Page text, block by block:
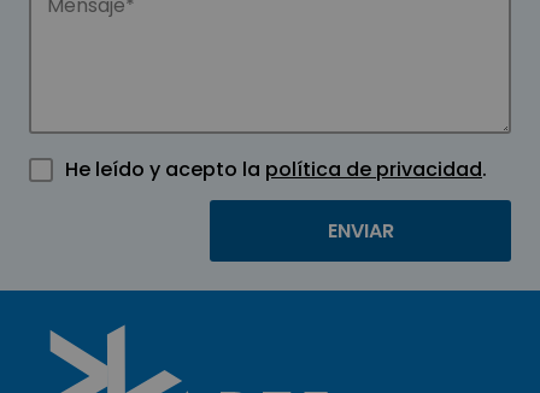
He leído y acepto la política de privacidad.